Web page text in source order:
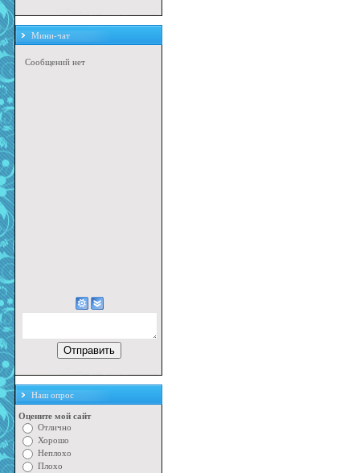
Мини-чат
Наш опрос
Оцените мой сайт
Отлично
Хорошо
Неплохо
Плохо